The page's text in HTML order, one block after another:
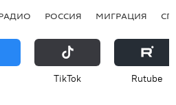
РОССИЯ МИГРАЦИЯ
ТikТоk Rutube